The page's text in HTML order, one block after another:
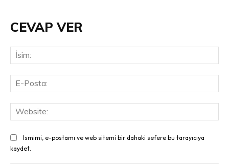
CEVAP VER
Ismimi, e-postamı ve web sitemi bir dahaki sefere bu tarayıcıya
kaydet.